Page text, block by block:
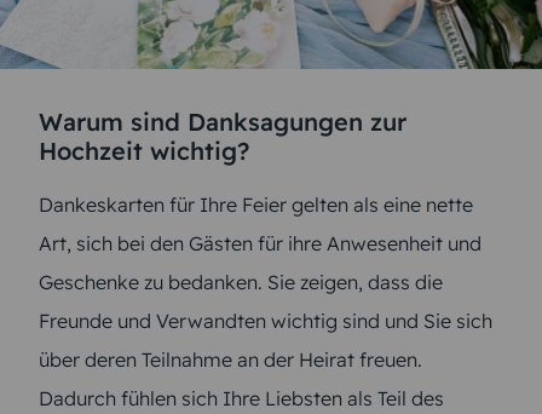
Warum sind Danksagungen zur
Hochzeit wichtig?
Dankeskarten für Ihre Feier gelten als eine nette
Art, sich bei den Gästen für ihre Anwesenheit und
Geschenke zu bedanken. Sie zeigen, dass die
Freunde und Verwandten wichtig sind und Sie sich
über deren Teilnahme an der Heirat freuen.
Dadurch fühlen sich Ihre Liebsten als Teil des